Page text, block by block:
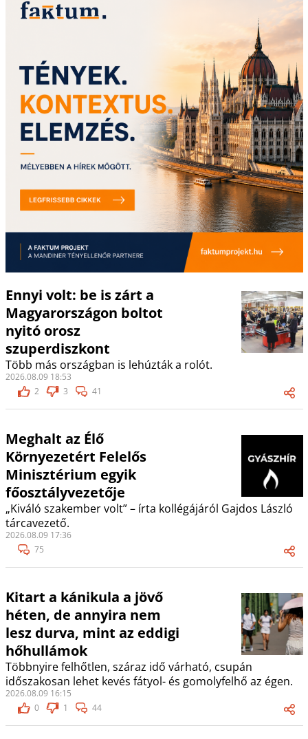
Ennyi volt: be is zárt a
Magyarországon boltot
nyitó orosz
szuperdiszkont
Több más országban is lehúzták a rolót.
2026.08.09 18:53
2
3 41
Meghalt az Élő
Környezetért Felelős
Minisztérium egyik
főosztályvezetője
„Kiváló szakember volt” – írta kollégájáról Gajdos László
tárcavezető.
2026.08.09 17:36
75
Kitart a kánikula a jövő
héten, de annyira nem
lesz durva, mint az eddigi
hőhullámok
Többnyire felhőtlen, száraz idő várható, csupán
időszakosan lehet kevés fátyol- és gomolyfelhő az égen.
2026.08.09 16:15
0
1 44